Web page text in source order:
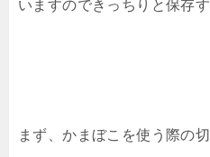
いますのできっちりと保存
まず、かまぼこを使う際の